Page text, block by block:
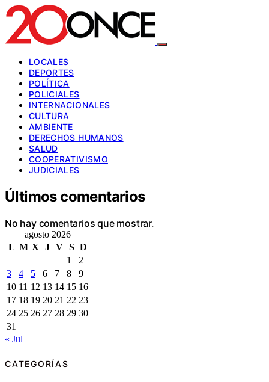
LOCALES
DEPORTES
POLÍTICA
POLICIALES
INTERNACIONALES
CULTURA
AMBIENTE
DERECHOS HUMANOS
SALUD
COOPERATIVISMO
JUDICIALES
Últimos comentarios
No hay comentarios que mostrar.
agosto 2026
L M X J V S D
1
2
3
4 5 6 7 8
9
10 11 12 13 14 15 16
17 18 19 20 21 22 23
24 25 26 27 28 29 30
31
« Jul
CATEGORÍAS